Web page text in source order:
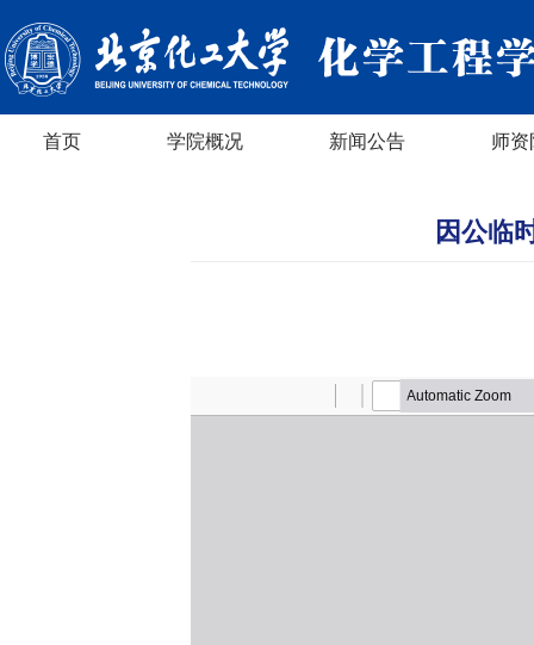
首页 学院概况 新闻公告 师资
因公临